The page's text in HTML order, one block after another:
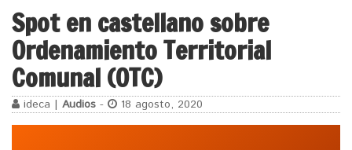
Spot en castellano sobre
Ordenamiento Territorial
Comunal (OTC)
ideca | Audios - 18 agosto, 2020